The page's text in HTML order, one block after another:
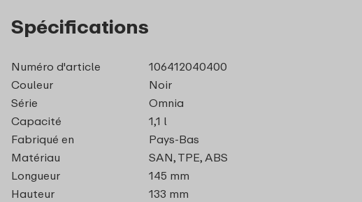
Spécifications
Numéro d'article
106412040400
Couleur
Noir
Série
Omnia
Capacité
1,1 l
Fabriqué en
Pays-Bas
Matériau
SAN, TPE, ABS
Longueur
145 mm
Hauteur
133 mm